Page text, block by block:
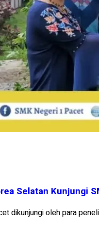
Selatan Kunjungi
dikunjungi oleh para